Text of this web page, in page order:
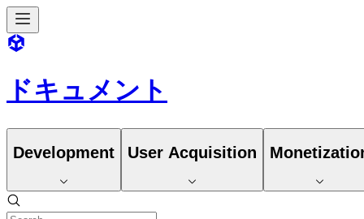
ドキュメント
Development User Acquisition